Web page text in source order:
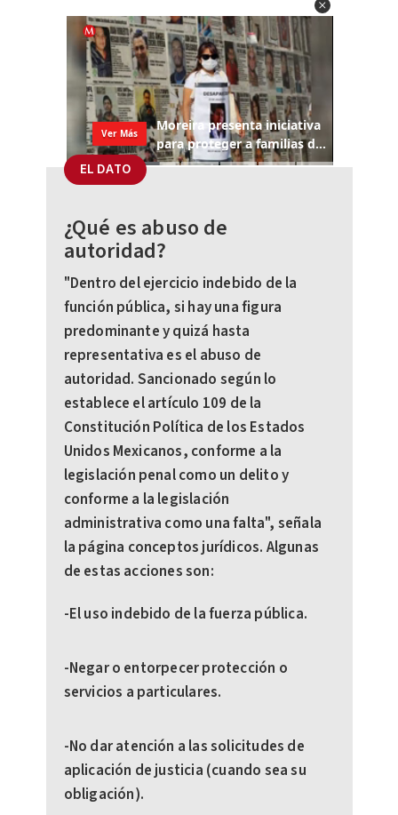
EL DATO
¿Qué es abuso de
autoridad?
"Dentro del ejercicio indebido de la
función pública, si hay una figura
predominante y quizá hasta
representativa es el abuso de
autoridad. Sancionado según lo
establece el artículo 109 de la
Constitución Política de los Estados
Unidos Mexicanos, conforme a la
legislación penal como un delito y
conforme a la legislación
administrativa como una falta", señala
la página conceptos jurídicos. Algunas
de estas acciones son:
-El uso indebido de la fuerza pública.
-Negar o entorpecer protección o
servicios a particulares.
-No dar atención a las solicitudes de
aplicación de justicia (cuando sea su
obligación).